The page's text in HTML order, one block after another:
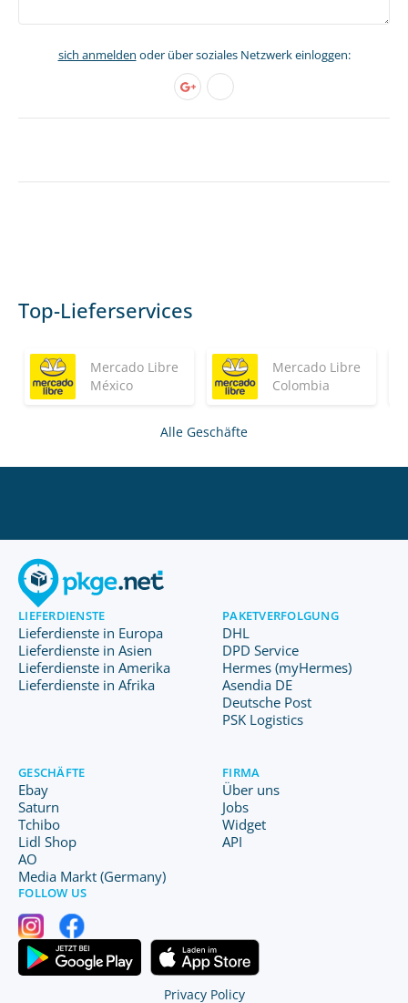
sich anmelden oder über soziales Netzwerk einloggen:
Top-Lieferservices
Mercado Libre
México
Mercado Libre
Colombia
Alle Geschäfte
LIEFERDIENSTE
Lieferdienste in Europa
Lieferdienste in Asien
Lieferdienste in Amerika
Lieferdienste in Afrika
PAKETVERFOLGUNG
DHL
DPD Service
Hermes (myHermes)
Asendia DE
Deutsche Post
PSK Logistics
GESCHÄFTE
Ebay
Saturn
Tchibo
Lidl Shop
AO
Media Markt (Germany)
FIRMA
Über uns
Jobs
Widget
API
FOLLOW US
Privacy Policy